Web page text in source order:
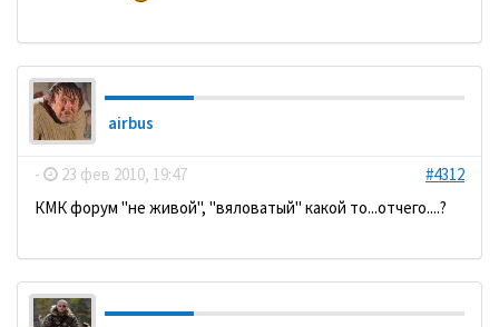
airbus
- 23 фев 2010, 19:47
#4312
КМК форум "не живой", "вяловатый" какой то...отчего....?